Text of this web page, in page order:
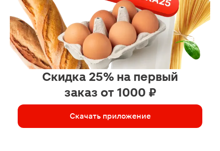
Скидка 25% на первый
заказ от 1000 ₽
Скачать приложение